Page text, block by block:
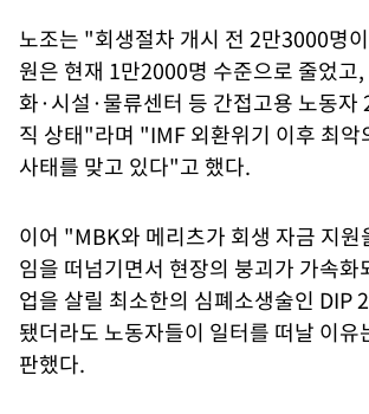
노조는 "회생절차 개시 전 2만3000명
원은 현재 1만2000명 수준으로 줄었고
화·시설·물류센터 등 간접고용 노동자
직 상태"라며 "IMF 외환위기 이후 최악
사태를 맞고 있다"고 했다.
이어 "MBK와 메리츠가 회생 자금 지원
임을 떠넘기면서 현장의 붕괴가 가속
업을 살릴 최소한의 심폐소생술인 DIP
됐더라도 노동자들이 일터를 떠날 이
판했다.